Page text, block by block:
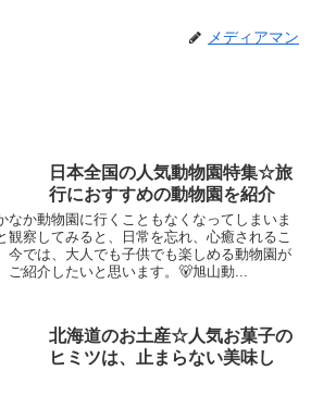
メディアマン
日本全国の人気動物園特集☆旅
行におすすめの動物園を紹介
なか動物園に行くこともなくなってしまいま
観察してみると、日常を忘れ、心癒されるこ
今では、大人でも子供でも楽しめる動物園が
ご紹介したいと思います。🐻旭山動...
北海道のお土産☆人気お菓子の
ヒミツは、止まらない美味し